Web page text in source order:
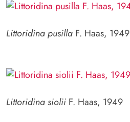
Littoridina pusilla F. Haas, 1949
Littoridina siolii F. Haas, 1949